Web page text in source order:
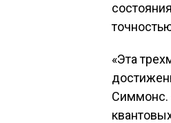
«Эта
Симмонс.